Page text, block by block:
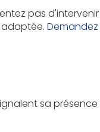
pas d'intervenir
Demandez
sa présence